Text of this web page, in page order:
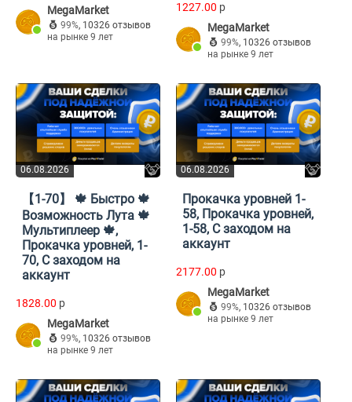
MegaMarket
99%, 10326 отзывов
на рынке 9 лет
1227.00 p
MegaMarket
99%, 10326 отзывов
на рынке 9 лет
06.08.2026
【1-70】 🍁 Быстро 🍁
Возможность Лута 🍁
Мультиплеер 🍁,
Прокачка уровней, 1-
70, С заходом на
аккаунт
1828.00 p
MegaMarket
99%, 10326 отзывов
на рынке 9 лет
06.08.2026
Прокачка уровней 1-
58, Прокачка уровней,
1-58, С заходом на
аккаунт
2177.00 p
MegaMarket
99%, 10326 отзывов
на рынке 9 лет